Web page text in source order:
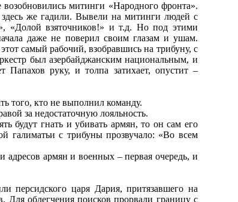
митинги «Народного фронта».
же гадили. Вывели на митинги людей с
«Долой взяточников!» и т.д. Но под этими
даже не поверил своим глазам и ушам.
самый рабочий, взобравшись на трибуну, с
был азербайджанским национальным, и
руку, и толпа затихает, опустит –
того, кто не выполнил команду.
за недостаточную лояльность.
будут гнать и убивать армян, то он сам его
галиматьи с трибуны прозвучало: «Во всем
адресов армян и военных – первая очередь, и
персидского царя Дария, притязавшего на
Для облегчения поисков прорвали границу с